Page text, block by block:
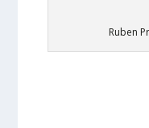
Ruben